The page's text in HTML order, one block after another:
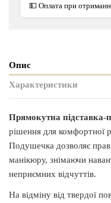
💵 Оплата при
Опис
Характеристики
Прямокутна підставка-
рішення для комфортної
Подушечка дозволяє
манікюру, знімаючи
неприємних відчуттів.
На відміну від твердої